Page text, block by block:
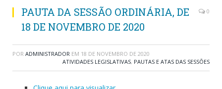
PAUTA DA SESSÃO ORDINÁRIA, DE
18 DE NOVEMBRO DE 2020
0
POR ADMINISTRADOR EM 18 DE NOVEMBRO DE 2020
ATIVIDADES LEGISLATIVAS, PAUTAS E ATAS DAS SESSÕES